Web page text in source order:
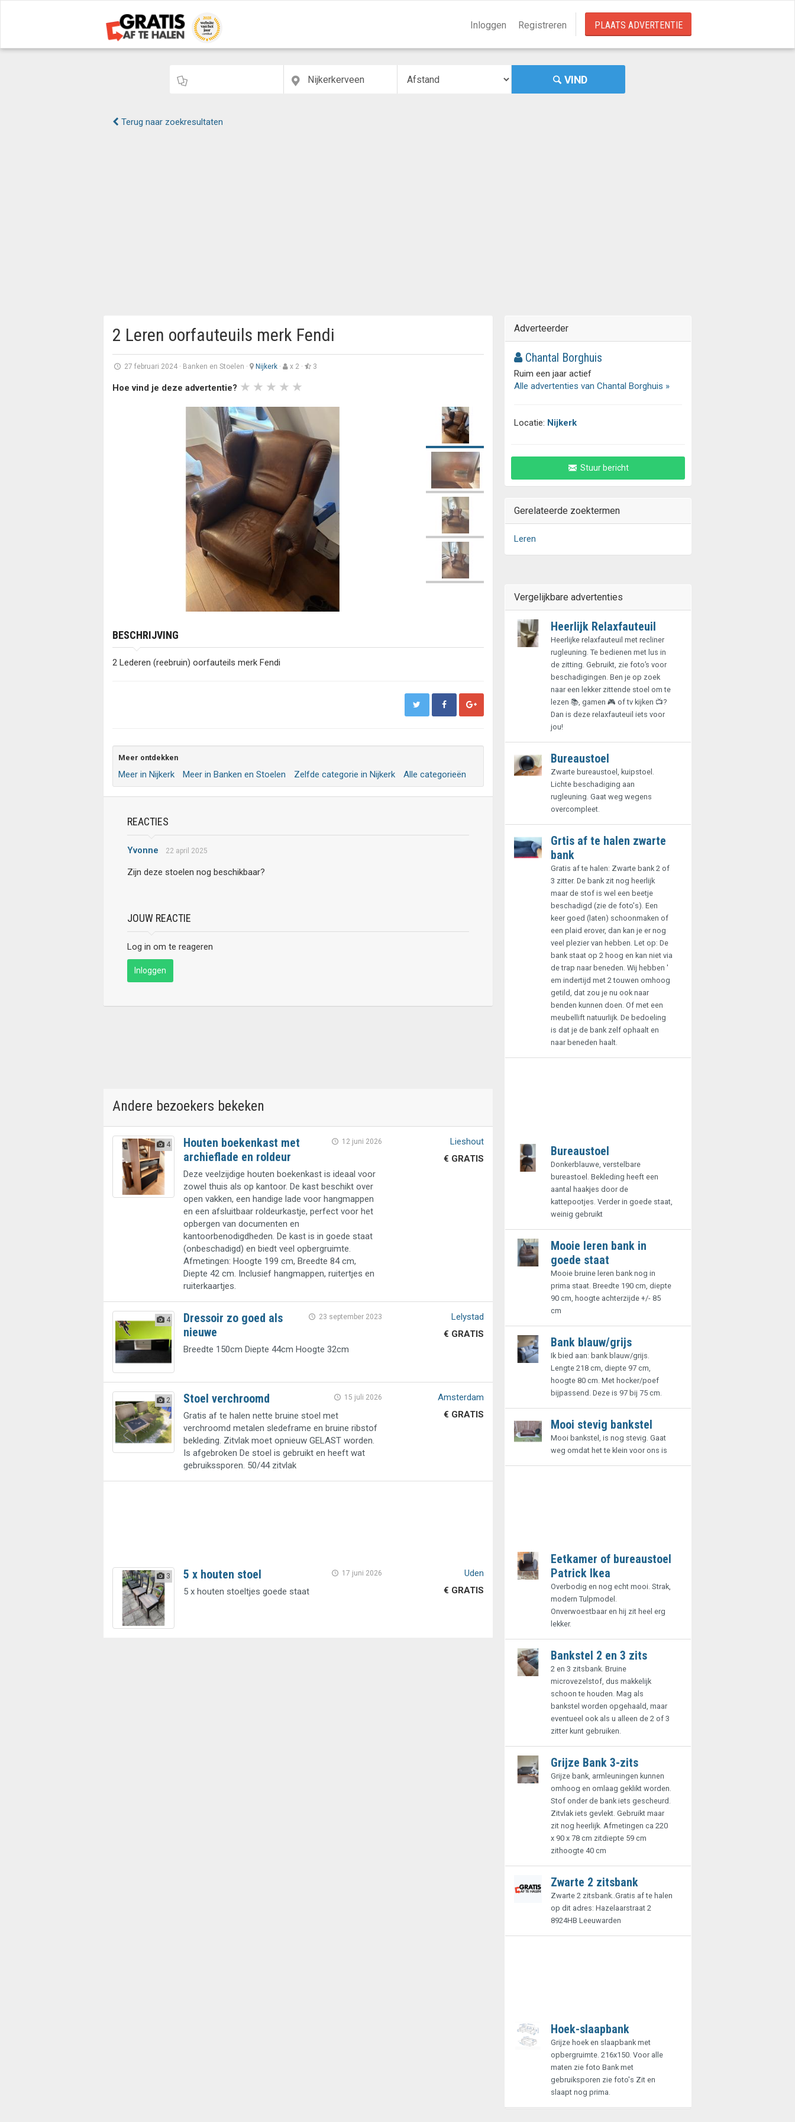
Inloggen Registreren PLAATS ADVERTENTIE
VIND
Terug naar zoekresultaten
2 Leren oorfauteuils merk Fendi
27 februari 2024· Banken en Stoelen · Nijkerk· x 2 · 3
Hoe vind je deze advertentie?
BESCHRIJVING
2 Lederen (reebruin) oorfauteils merk Fendi
Meer ontdekken
Meer in Nijkerk Meer in Banken en Stoelen Zelfde categorie in Nijkerk Alle categorieën
REACTIES
Yvonne 22 april 2025
Zijn deze stoelen nog beschikbaar?
JOUW REACTIE
Log in om te reageren
Inloggen
Andere bezoekers bekeken
4 12 juni 2026
Houten boekenkast met
archieflade en roldeur
Deze veelzijdige houten boekenkast is ideaal voor
zowel thuis als op kantoor. De kast beschikt over
open vakken, een handige lade voor hangmappen
en een afsluitbaar roldeurkastje, perfect voor het
opbergen van documenten en
kantoorbenodigdheden. De kast is in goede staat
(onbeschadigd) en biedt veel opbergruimte.
Afmetingen: Hoogte 199 cm, Breedte 84 cm,
Diepte 42 cm. Inclusief hangmappen, ruitertjes en
ruiterkaartjes.
Lieshout
€ GRATIS
4 23 september 2023
Dressoir zo goed als
nieuwe
Breedte 150cm Diepte 44cm Hoogte 32cm
Lelystad
€ GRATIS
2 15 juli 2026
Stoel verchroomd
Gratis af te halen nette bruine stoel met
verchroomd metalen sledeframe en bruine ribstof
bekleding. Zitvlak moet opnieuw GELAST worden.
Is afgebroken De stoel is gebruikt en heeft wat
gebruikssporen. 50/44 zitvlak
Amsterdam
€ GRATIS
3 17 juni 2026
5 x houten stoel
5 x houten stoeltjes goede staat
Uden
€ GRATIS
Adverteerder
Chantal Borghuis
Ruim een jaar actief
Alle advertenties van Chantal Borghuis »
Locatie: Nijkerk
Stuur bericht
Gerelateerde zoektermen
Leren
Vergelijkbare advertenties
Heerlijk Relaxfauteuil
Heerlijke relaxfauteuil met recliner
rugleuning. Te bedienen met lus in
de zitting. Gebruikt, zie foto’s voor
beschadigingen. Ben je op zoek
naar een lekker zittende stoel om te
lezen 📚, gamen 🎮 of tv kijken 📺?
Dan is deze relaxfauteuil iets voor
jou!
Bureaustoel
Zwarte bureaustoel, kuipstoel.
Lichte beschadiging aan
rugleuning. Gaat weg wegens
overcompleet.
Grtis af te halen zwarte
bank
Gratis af te halen: Zwarte bank 2 of
3 zitter. De bank zit nog heerlijk
maar de stof is wel een beetje
beschadigd (zie de foto's). Een
keer goed (laten) schoonmaken of
een plaid erover, dan kan je er nog
veel plezier van hebben. Let op: De
bank staat op 2 hoog en kan niet via
de trap naar beneden. Wij hebben '
em indertijd met 2 touwen omhoog
getild, dat zou je nu ook naar
benden kunnen doen. Of met een
meubellift natuurlijk. De bedoeling
is dat je de bank zelf ophaalt en
naar beneden haalt.
Bureaustoel
Donkerblauwe, verstelbare
bureastoel. Bekleding heeft een
aantal haakjes door de
kattepootjes. Verder in goede staat,
weinig gebruikt
Mooie leren bank in
goede staat
Mooie bruine leren bank nog in
prima staat. Breedte 190 cm, diepte
90 cm, hoogte achterzijde +/- 85
cm
Bank blauw/grijs
Ik bied aan: bank blauw/grijs.
Lengte 218 cm, diepte 97 cm,
hoogte 80 cm. Met hocker/poef
bijpassend. Deze is 97 bij 75 cm.
Mooi stevig bankstel
Mooi bankstel, is nog stevig. Gaat
weg omdat het te klein voor ons is
Eetkamer of bureaustoel
Patrick Ikea
Overbodig en nog echt mooi. Strak,
modern Tulpmodel.
Onverwoestbaar en hij zit heel erg
lekker.
Bankstel 2 en 3 zits
2 en 3 zitsbank. Bruine
microvezelstof, dus makkelijk
schoon te houden. Mag als
bankstel worden opgehaald, maar
eventueel ook als u alleen de 2 of 3
zitter kunt gebruiken.
Grijze Bank 3-zits
Grijze bank, armleuningen kunnen
omhoog en omlaag geklikt worden.
Stof onder de bank iets gescheurd.
Zitvlak iets gevlekt. Gebruikt maar
zit nog heerlijk. Afmetingen ca 220
x 90 x 78 cm zitdiepte 59 cm
zithoogte 40 cm
Zwarte 2 zitsbank
Zwarte 2 zitsbank..Gratis af te halen
op dit adres: Hazelaarstraat 2
8924HB Leeuwarden
Hoek-slaapbank
Grijze hoek en slaapbank met
opbergruimte. 216x150. Voor alle
maten zie foto Bank met
gebruiksporen zie foto's Zit en
slaapt nog prima.